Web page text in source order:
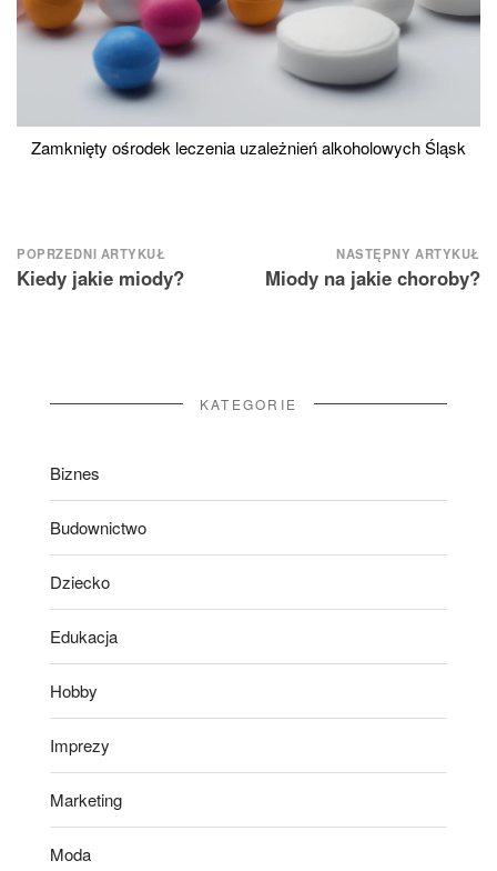
Zamknięty ośrodek leczenia uzależnień alkoholowych Śląsk
Nawigacja
wpisu
POPRZEDNI ARTYKUŁ
Kiedy jakie miody?
NASTĘPNY ARTYKUŁ
Miody na jakie choroby?
KATEGORIE
Biznes
Budownictwo
Dziecko
Edukacja
Hobby
Imprezy
Marketing
Moda